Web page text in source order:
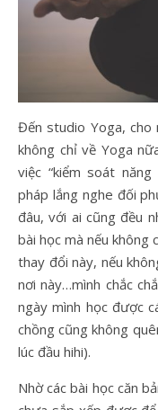
Đến studio Yoga, cho
không chỉ về Yoga
việc “kiểm soát
pháp lắng nghe đối
đâu, với ai cũng đều
bài học mà nếu không
thay đổi này, nếu
nơi này…mình chắc
ngày mình học được
chồng cũng không
lúc đầu hihi).
Nhờ các bài học căn